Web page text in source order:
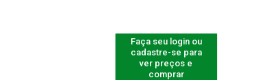
Faça seu login ou
cadastre-se para
ver preços e
comprar